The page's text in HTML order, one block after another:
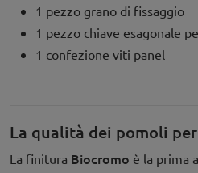
1 pezzo grano di fissaggio
1 pezzo chiave esagonale
1 confezione viti panel
La qualità dei pomoli
La finitura Biocromo è la prima